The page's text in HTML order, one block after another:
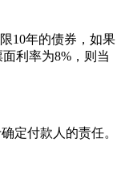
10年的债券，如果
利率为8%，则当
定付款人的责任。